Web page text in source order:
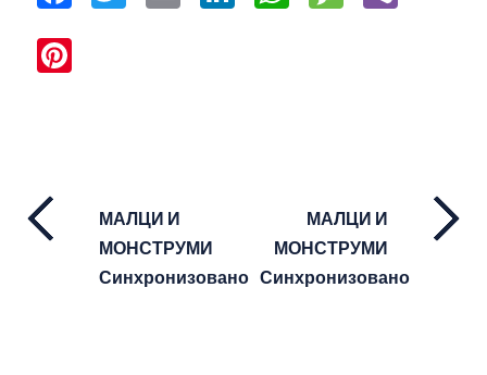
МАЛЦИ И
МОНСТРУМИ
Синхронизовано
МАЛЦИ И
МОНСТРУМИ
Синхронизовано